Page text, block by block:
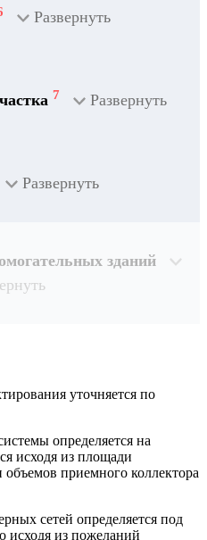
Развернуть
7 Развернуть
Развернуть
Рассчитывается индивидуально
зданий
Рассчитывается индивидуально
Рассчитывается индивидуально
Рассчитывается индивидуально
уточняется по
определяется на
исходя из площади
объемов приемного коллектора
сетей определяется под
исходя из пожеланий